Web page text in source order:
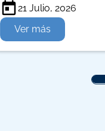
21 Julio, 2026
Ver más